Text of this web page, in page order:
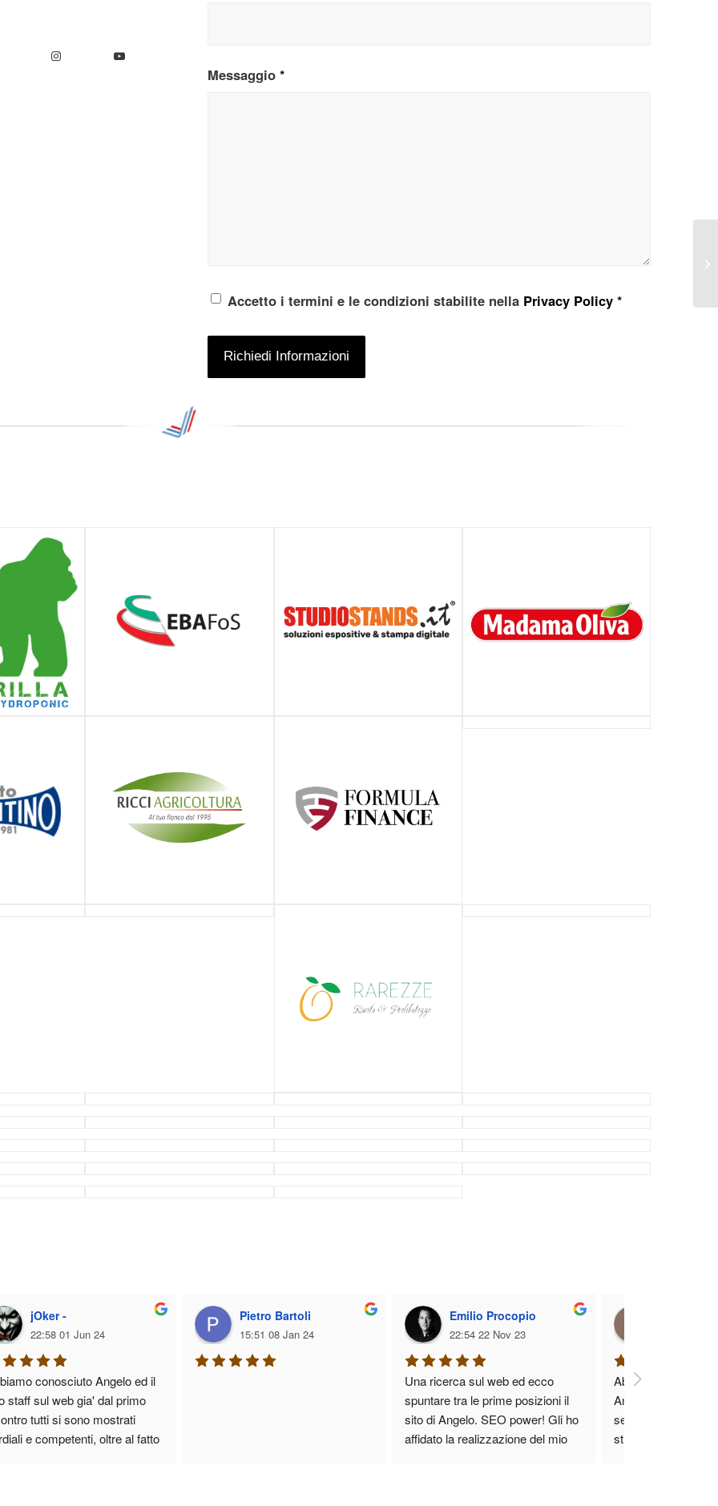
Messaggio*
Accetto i termini e le condizioni stabilite nella Privacy Policy *
jOker -
22:58 01 Jun 24
conosciuto Angelo ed il
staff sul web gia' dal primo
tutti si sono mostrati
e competenti, oltre al fatto
Pietro Bartoli
15:51 08 Jan 24
Emilio Procopio
22:54 22 Nov 23
Una ricerca sul web ed ecco
spuntare tra le prime posizioni il
sito di Angelo. SEO power! Gli ho
affidato la realizzazione del mio
Abbiamo iniziato a
Angelo qualche
seguire il nostro e-
stiamo